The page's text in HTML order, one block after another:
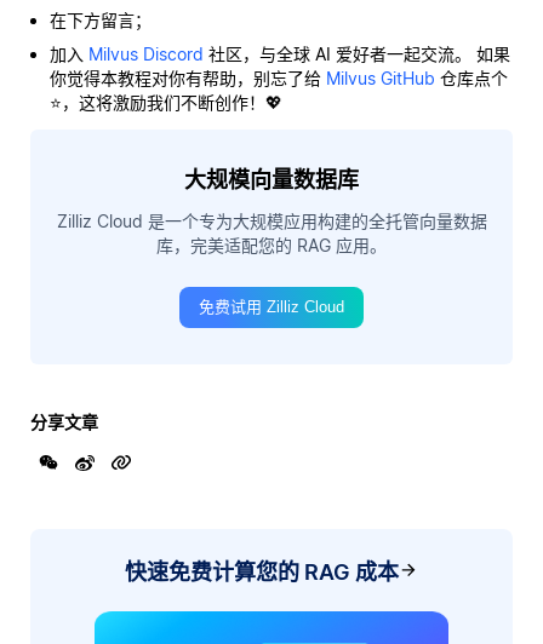
在下方留言；
加入 Milvus Discord 社区，与全球 AI 爱好者一起交流。 如果
你觉得本教程对你有帮助，别忘了给 Milvus GitHub 仓库点个
⭐，这将激励我们不断创作！💖
大规模向量数据库
Zilliz Cloud 是一个专为大规模应用构建的全托管向量数据
库，完美适配您的 RAG 应用。
免费试用 Zilliz Cloud
分享文章
快速免费计算您的 RAG 成本